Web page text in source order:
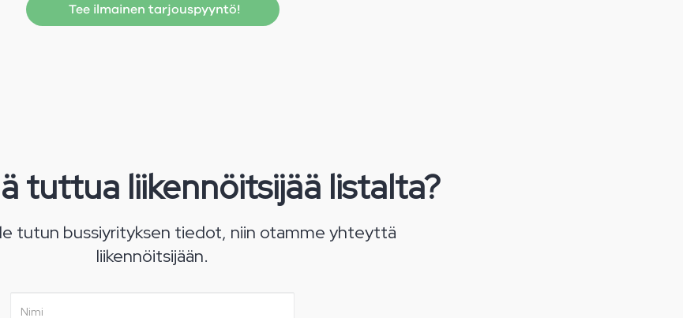
Tee ilmainen tarjouspyyntö!
tuttua liikennöitsijää listalta?
tutun bussiyrityksen tiedot, niin otamme yhteyttä
liikennöitsijään.